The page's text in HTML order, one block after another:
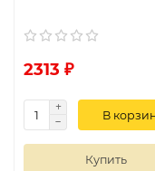
2313 ₽
В
Купить